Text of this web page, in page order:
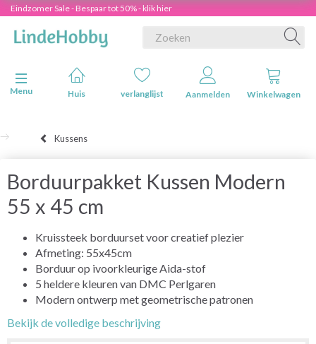
Eindzomer Sale - Bespaar tot 50% - klik hier
Navigatie in-/uitschakelen
Menu
Huis verlanglijst Aanmelden Winkelwagen
Kussens
Borduurpakket Kussen Modern
55 x 45 cm
Kruissteek borduurset voor creatief plezier
Afmeting: 55x45cm
Borduur op ivoorkleurige Aida-stof
5 heldere kleuren van DMC Perlgaren
Modern ontwerp met geometrische patronen
Bekijk de volledige beschrijving